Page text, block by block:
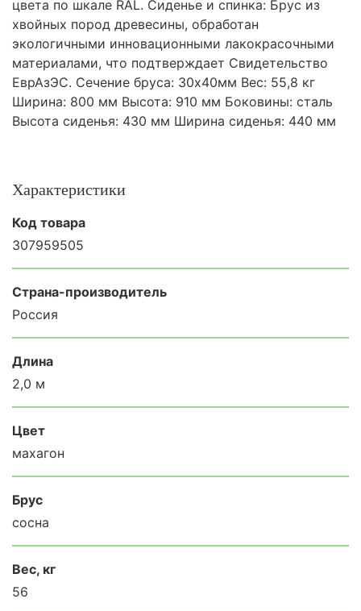
цвета по шкале RAL. Сиденье и спинка: Брус из
хвойных пород древесины, обработан
экологичными инновационными лакокрасочными
материалами, что подтверждает Свидетельство
ЕврАзЭС. Сечение бруса: 30х40мм Вес: 55,8 кг
Ширина: 800 мм Высота: 910 мм Боковины: сталь
Высота сиденья: 430 мм Ширина сиденья: 440 мм
Характеристики
Код товара
307959505
Страна-производитель
Россия
Длина
2,0 м
Цвет
махагон
Брус
сосна
Вес, кг
56